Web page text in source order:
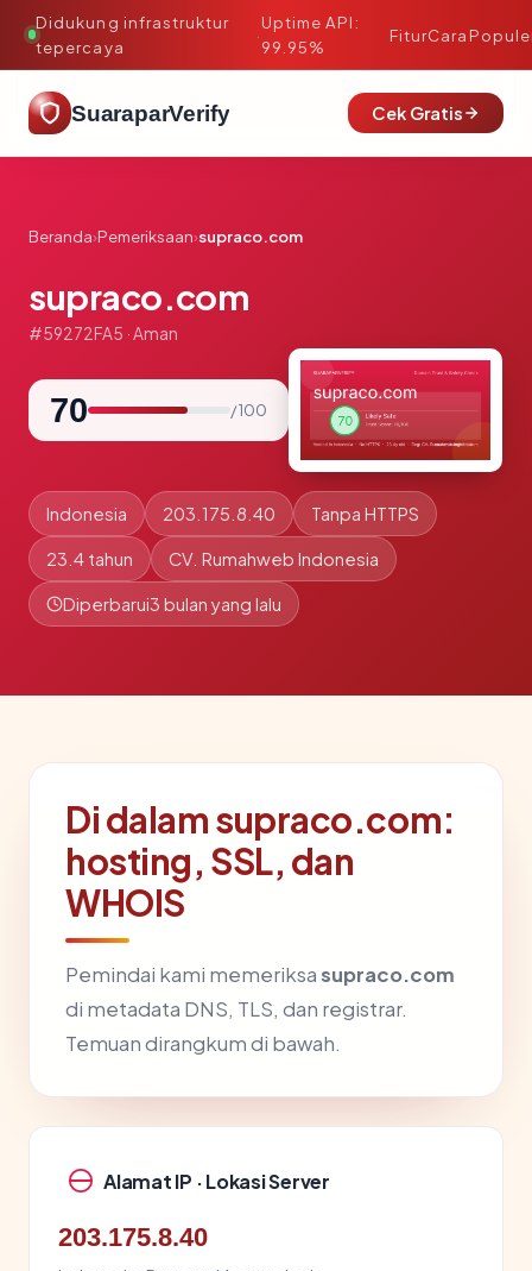
Didukung infrastruktur
tepercaya
·
Uptime API:
99.95%
FiturCara
SuaraparVerify Cek Gratis
Beranda›Pemeriksaan›supraco.com
supraco.com
#59272FA5 · Aman
70 / 100
Indonesia 203.175.8.40 Tanpa HTTPS
23.4 tahun CV. Rumahweb Indonesia
Diperbarui3 bulan yang lalu
Di dalam supraco.com:
hosting, SSL, dan
WHOIS
Pemindai kami memeriksasupraco.com
di metadata DNS, TLS, dan registrar.
Temuan dirangkum di bawah.
Alamat IP · Lokasi Server
203.175.8.40